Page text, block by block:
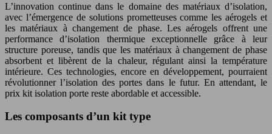
L’innovation continue dans le domaine des matériaux d’isolation,
avec l’émergence de solutions prometteuses comme les aérogels et
les matériaux à changement de phase. Les aérogels offrent une
performance d’isolation thermique exceptionnelle grâce à leur
structure poreuse, tandis que les matériaux à changement de phase
absorbent et libèrent de la chaleur, régulant ainsi la température
intérieure. Ces technologies, encore en développement, pourraient
révolutionner l’isolation des portes dans le futur. En attendant, le
prix kit isolation porte reste abordable et accessible.
Les composants d’un kit type